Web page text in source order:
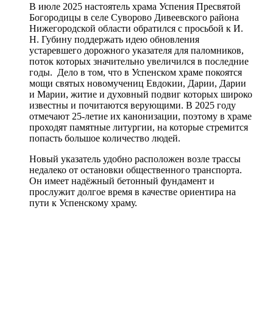
В июле 2025 настоятель храма Успения Пресвятой
Богородицы в селе Суворово Дивеевского района
Нижегородской области обратился с просьбой к И.
Н. Губину поддержать идею обновления
устаревшего дорожного указателя для паломников,
поток которых значительно увеличился в последние
годы. Дело в том, что в Успенском храме покоятся
мощи святых новомучениц Евдокии, Дарии, Дарии
и Марии, житие и духовный подвиг которых широко
известны и почитаются верующими. В 2025 году
отмечают 25-летие их канонизации, поэтому в храме
проходят памятные литургии, на которые стремится
попасть большое количество людей.
Новый указатель удобно расположен возле трассы
недалеко от остановки общественного транспорта.
Он имеет надёжный бетонный фундамент и
прослужит долгое время в качестве ориентира на
пути к Успенскому храму.